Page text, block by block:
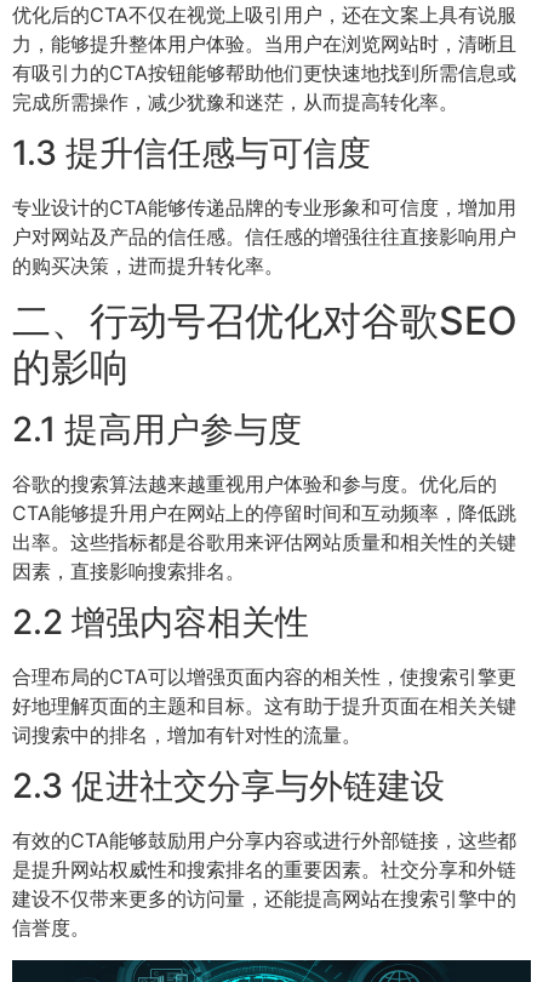
优化后的CTA不仅在视觉上吸引用户，还在文案上具有说服
力，能够提升整体用户体验。当用户在浏览网站时，清晰且
有吸引力的CTA按钮能够帮助他们更快速地找到所需信息或
完成所需操作，减少犹豫和迷茫，从而提高转化率。
1.3 提升信任感与可信度
专业设计的CTA能够传递品牌的专业形象和可信度，增加用
户对网站及产品的信任感。信任感的增强往往直接影响用户
的购买决策，进而提升转化率。
二、行动号召优化对谷歌SEO
的影响
2.1 提高用户参与度
谷歌的搜索算法越来越重视用户体验和参与度。优化后的
CTA能够提升用户在网站上的停留时间和互动频率，降低跳
出率。这些指标都是谷歌用来评估网站质量和相关性的关键
因素，直接影响搜索排名。
2.2 增强内容相关性
合理布局的CTA可以增强页面内容的相关性，使搜索引擎更
好地理解页面的主题和目标。这有助于提升页面在相关关键
词搜索中的排名，增加有针对性的流量。
2.3 促进社交分享与外链建设
有效的CTA能够鼓励用户分享内容或进行外部链接，这些都
是提升网站权威性和搜索排名的重要因素。社交分享和外链
建设不仅带来更多的访问量，还能提高网站在搜索引擎中的
信誉度。